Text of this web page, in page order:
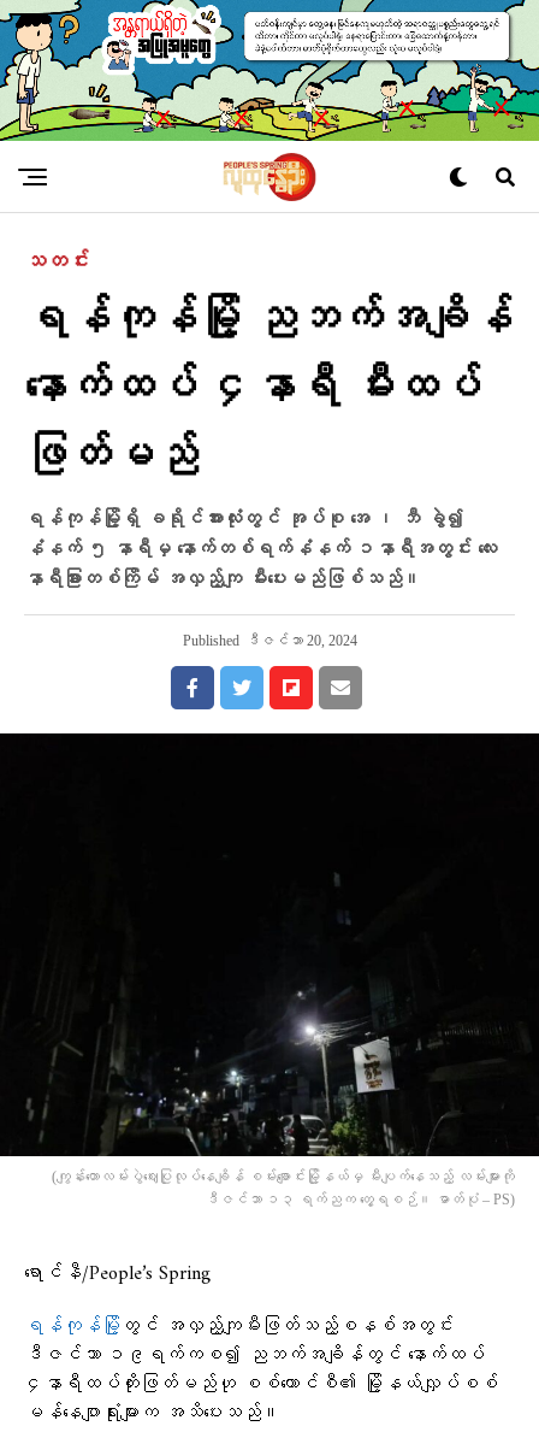
သတင်း
ရန်ကုန်မြို့ ညဘက်အချိန်
နောက်ထပ် ‌၄နာရီ မီးထပ်
ဖြတ်မည်
ရန်ကုန်မြို့ရှိ ခရိုင်အားလုံးတွင် အုပ်စု အေ ၊ ဘီ ခွဲ၍
နံနက် ၅ နာရီမှ နောက်တစ်ရက်နံနက် ၁နာရီအတွင်း လေး
နာရီခြားတစ်ကြိမ် အလှည့်ကျ မီးပေးမည်ဖြစ်သည်။
Published ဒီဇင်ဘာ 20, 2024
(ကျွန်းတောလမ်းပွဲဈေးပြုလုပ်နေချိန် စမ်းချောင်းမြို့နယ်မှ မီးပျက်နေသည့် လမ်းများကို
ဒီဇင်ဘာ ၁၃ ရက်ညက တွေ့ရစဉ်။ ဓာတ်ပုံ – PS)
ရောင်နီ/People’s Spring
ရန်ကုန်မြို့ တွင် အလှည့်ကျမီးဖြတ်သည့်စနစ်အတွင်း
ဒီဇင်ဘာ ၁၉ရက်ကစ၍ ညဘက်အချိန်တွင် နောက်ထပ်
၄နာရီထပ်တိုးဖြတ်မည်ဟု စစ်ကောင်စီ၏ မြို့နယ်လျှပ်စစ်
မန်နေဂျာရုံးများက အသိပေးသည်။